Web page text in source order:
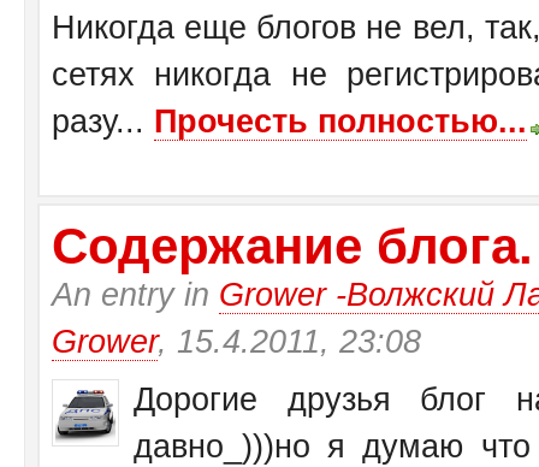
Никогда еще блогов не вел,
сетях никогда не
разу... Прочесть полностью...
Содержание блога.
An entry in Grower -Волжский
Grower, 15.4.2011, 23:08
Дорогие друзья блог
давно_)))но я думаю